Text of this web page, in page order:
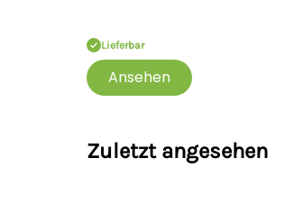
Lieferbar
Ansehen
Zuletzt angesehen